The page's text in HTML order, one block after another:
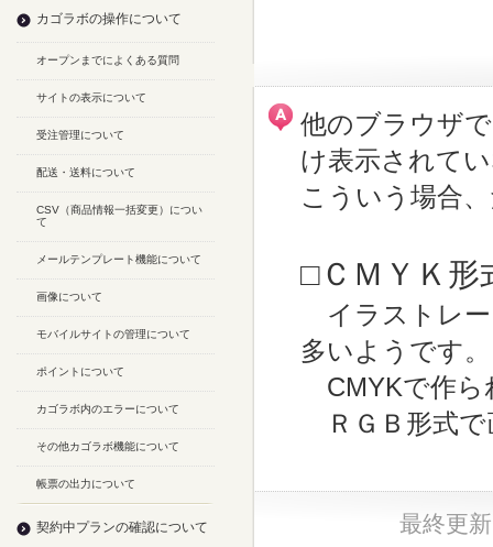
他のブラウザ
け表示されて
こういう場合
□ＣＭＹＫ形
イラストレー
多いようです。
CMYKで作ら
ＲＧＢ形式で
最終更
カゴラボの操作について
オープンまでによくある質問
サイトの表示について
受注管理について
配送・送料について
CSV（商品情報一括変更）につい
て
メールテンプレート機能について
画像について
モバイルサイトの管理について
ポイントについて
カゴラボ内のエラーについて
その他カゴラボ機能について
帳票の出力について
契約中プランの確認について